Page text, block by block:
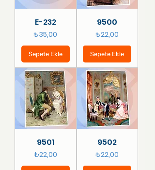
E-232
Fiyat
₺35,00
Sepete Ekle
9500
Fiyat
₺22,00
Sepete Ekle
9501
Fiyat
₺22,00
9502
Fiyat
₺22,00